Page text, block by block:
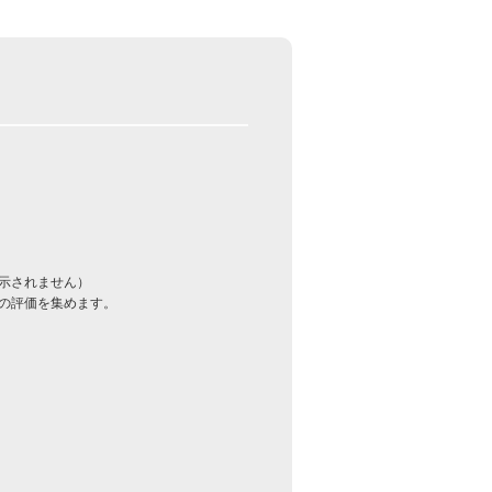
されません）
価を集めます。